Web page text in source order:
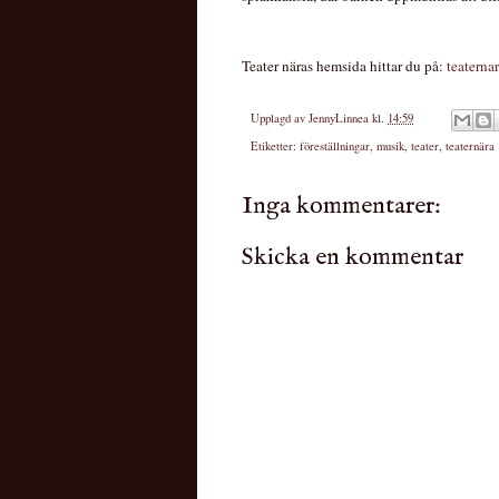
Teater näras hemsida hittar du på:
Upplagd av JennyLinnea kl. 14:59
Etiketter: föreställningar, musik, teater, teaternära
Inga kommentarer:
Skicka en kommentar